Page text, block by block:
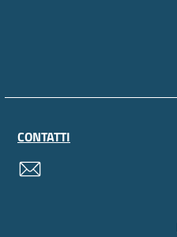
CONTATTI